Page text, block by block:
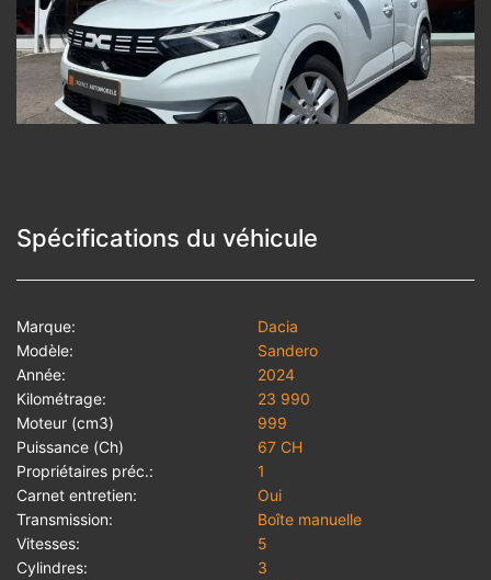
Spécifications du véhicule
Marque:
Dacia
Modèle:
Sandero
Année:
2024
Kilométrage:
23 990
Moteur (cm3)
999
Puissance (Ch)
67 CH
Propriétaires préc.:
1
Carnet entretien:
Oui
Transmission:
Boîte manuelle
Vitesses:
5
Cylindres:
3